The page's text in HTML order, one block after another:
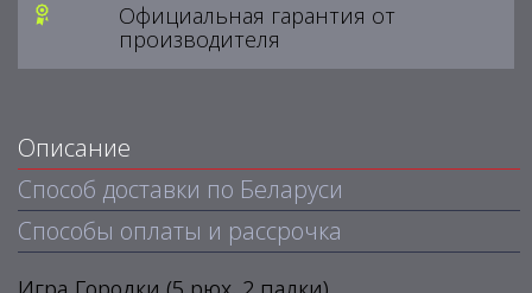
Официальная гарантия от
производителя
Описание
Способ доставки по Беларуси
Способы оплаты и рассрочка